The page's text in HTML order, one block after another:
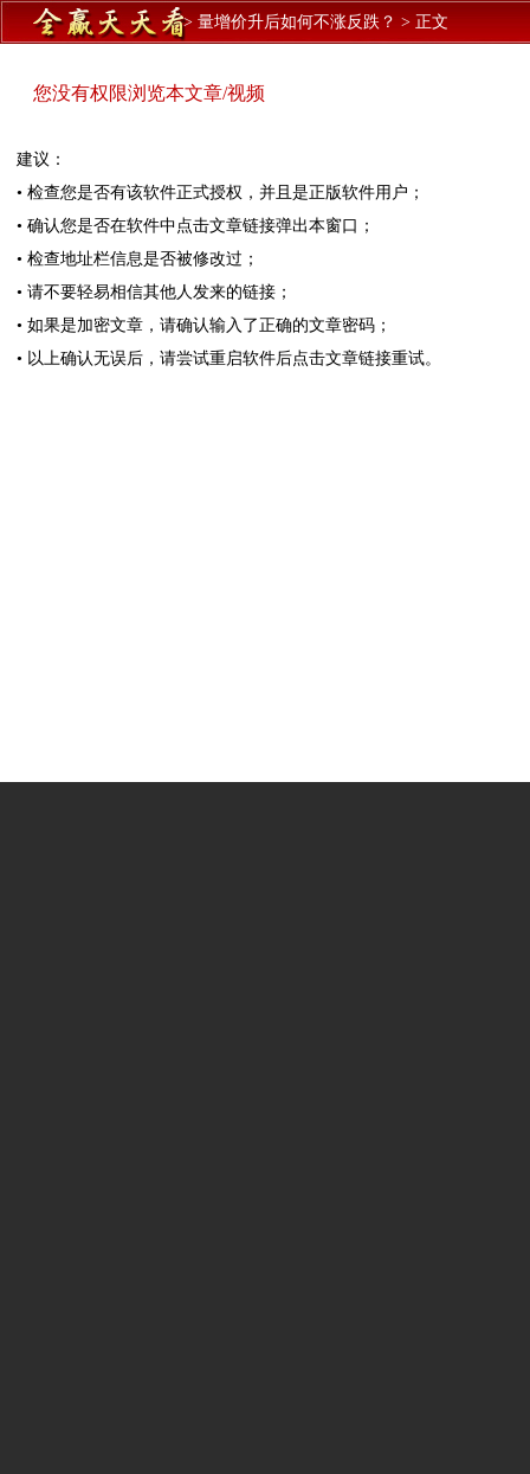
> 量增价升后如何不涨反跌？ > 正文
您没有权限浏览本文章/视频
建议：
• 检查您是否有该软件正式授权，并且是正版软件用户；
• 确认您是否在软件中点击文章链接弹出本窗口；
• 检查地址栏信息是否被修改过；
• 请不要轻易相信其他人发来的链接；
• 如果是加密文章，请确认输入了正确的文章密码；
• 以上确认无误后，请尝试重启软件后点击文章链接重试。